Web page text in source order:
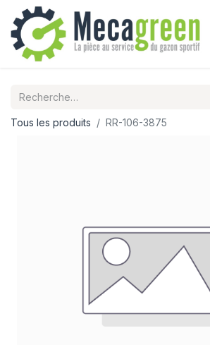
Tous les produits RR-106-3875